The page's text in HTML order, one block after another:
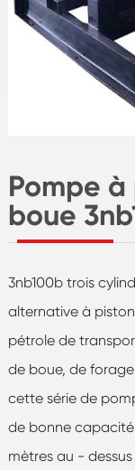
Pompe
boue
3nb100b trois
alternative à
pétrole de
de boue, de
cette série de
de bonne
mètres au -